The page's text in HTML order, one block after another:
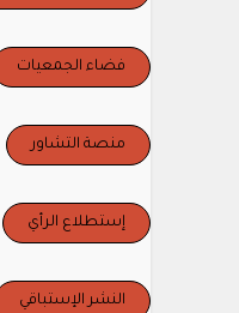
فضاء الجمعيات
منصة التشاور
إستطلاع الرأي
النشر الإستباقي